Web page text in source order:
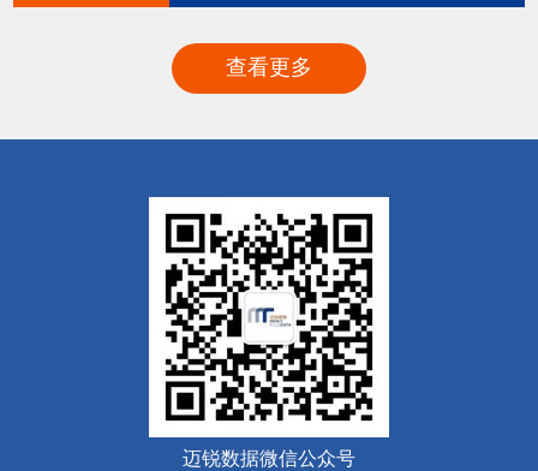
查看更多
迈锐数据微信公众号